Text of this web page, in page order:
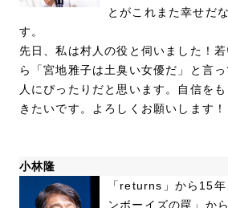
とがこれまた幸せだ
す。
先日、私は村人の役と伺いました！
ら「宮地雅子は土臭い女優だ」と言
人にぴったりだと思います。自信を
きたいです。よろしくお願いします！
小林隆
「returns」から15
ンボーイズの罠」か